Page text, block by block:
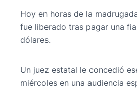
Hoy en horas de la
fue liberado tras pagar una
dólares.
Un juez estatal le concedió
miércoles en una audiencia